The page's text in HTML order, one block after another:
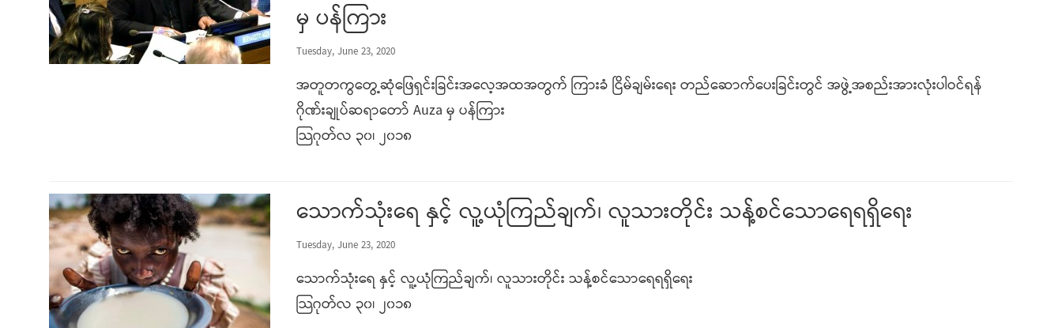
မှ ပန်ကြား
Tuesday, June 23, 2020
အတူတကွတွေ့ဆုံဖြေရှင်းခြင်းအလေ့အထအတွက် ကြားခံ ငြိမ်ချမ်းရေး တည်ဆောက်ပေးခြင်းတွင် အဖွဲ့အစည်းအားလုံးပါဝင်ရန်
ဂိုဏ်းချုပ်ဆရာတော် Auza မှ ပန်ကြား
သြဂုတ်လ ၃၀၊ ၂၀၁၈
သောက်သုံးရေ နှင့် လူ့ယုံကြည်ချက်၊ လူသားတိုင်း သန့်စင်သောရေရရှိရေး
Tuesday, June 23, 2020
သောက်သုံးရေ နှင့် လူ့ယုံကြည်ချက်၊ လူသားတိုင်း သန့်စင်သောရေရရှိရေး
သြဂုတ်လ ၃၀၊ ၂၀၁၈